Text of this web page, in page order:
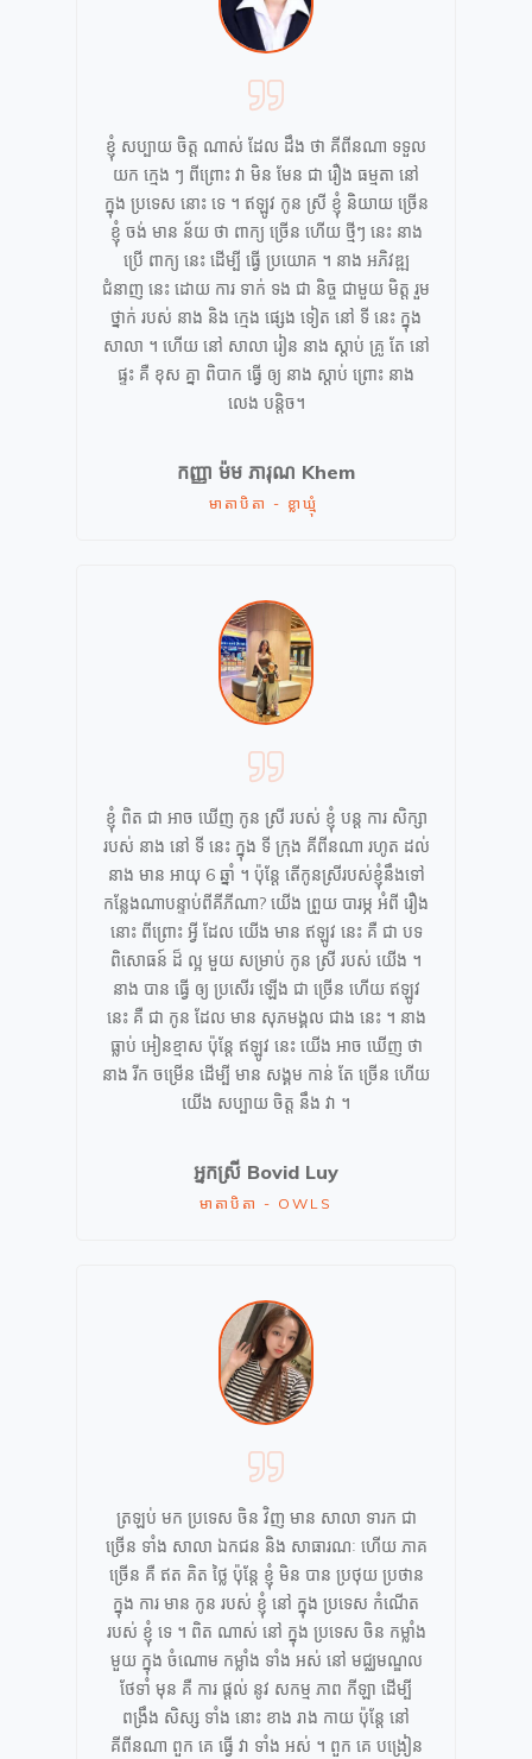
ខ្ញុំ សប្បាយ ចិត្ត ណាស់ ដែល ដឹង ថា គីពីនណា ទទួល
យក ក្មេង ៗ ពីព្រោះ វា មិន មែន ជា រឿង ធម្មតា នៅ
ក្នុង ប្រទេស នោះ ទេ ។ ឥឡូវ កូន ស្រី ខ្ញុំ និយាយ ច្រើន
ខ្ញុំ ចង់ មាន ន័យ ថា ពាក្យ ច្រើន ហើយ ថ្មីៗ នេះ នាង
ប្រើ ពាក្យ នេះ ដើម្បី ធ្វើ ប្រយោគ ។ នាង អភិវឌ្ឍ
ជំនាញ នេះ ដោយ ការ ទាក់ ទង ជា និច្ច ជាមួយ មិត្ត រួម
ថ្នាក់ របស់ នាង និង ក្មេង ផ្សេង ទៀត នៅ ទី នេះ ក្នុង
សាលា ។ ហើយ នៅ សាលា រៀន នាង ស្តាប់ គ្រូ តែ នៅ
ផ្ទះ គឺ ខុស គ្នា ពិបាក ធ្វើ ឲ្យ នាង ស្តាប់ ព្រោះ នាង
លេង បន្តិច។
កញ្ញា ម៉ម ភារុណ Khem
មាតាបិតា - ខ្លាឃ្មុំ
ខ្ញុំ ពិត ជា អាច ឃើញ កូន ស្រី របស់ ខ្ញុំ បន្ត ការ សិក្សា
របស់ នាង នៅ ទី នេះ ក្នុង ទី ក្រុង គីពីនណា រហូត ដល់
នាង មាន អាយុ 6 ឆ្នាំ ។ ប៉ុន្ដែ តើកូនស្រីរបស់ខ្ញុំនឹងទៅ
កន្លែងណាបន្ទាប់ពីគីភីណា? យើង ព្រួយ បារម្ភ អំពី រឿង
នោះ ពីព្រោះ អ្វី ដែល យើង មាន ឥឡូវ នេះ គឺ ជា បទ
ពិសោធន៍ ដ៏ ល្អ មួយ សម្រាប់ កូន ស្រី របស់ យើង ។
នាង បាន ធ្វើ ឲ្យ ប្រសើរ ឡើង ជា ច្រើន ហើយ ឥឡូវ
នេះ គឺ ជា កូន ដែល មាន សុភមង្គល ជាង នេះ ។ នាង
ធ្លាប់ អៀនខ្មាស ប៉ុន្តែ ឥឡូវ នេះ យើង អាច ឃើញ ថា
នាង រីក ចម្រើន ដើម្បី មាន សង្គម កាន់ តែ ច្រើន ហើយ
យើង សប្បាយ ចិត្ត នឹង វា ។
អ្នកស្រី Bovid Luy
មាតាបិតា - OWLS
ត្រឡប់ មក ប្រទេស ចិន វិញ មាន សាលា ទារក ជា
ច្រើន ទាំង សាលា ឯកជន និង សាធារណៈ ហើយ ភាគ
ច្រើន គឺ ឥត គិត ថ្លៃ ប៉ុន្តែ ខ្ញុំ មិន បាន ប្រថុយ ប្រថាន
ក្នុង ការ មាន កូន របស់ ខ្ញុំ នៅ ក្នុង ប្រទេស កំណើត
របស់ ខ្ញុំ ទេ ។ ពិត ណាស់ នៅ ក្នុង ប្រទេស ចិន កម្លាំង
មួយ ក្នុង ចំណោម កម្លាំង ទាំង អស់ នៅ មជ្ឈមណ្ឌល
ថែទាំ មុន គឺ ការ ផ្តល់ នូវ សកម្ម ភាព កីឡា ដើម្បី
ពង្រឹង សិស្ស ទាំង នោះ ខាង រាង កាយ ប៉ុន្តែ នៅ
គីពីនណា ពួក គេ ធ្វើ វា ទាំង អស់ ។ ពួក គេ បង្រៀន